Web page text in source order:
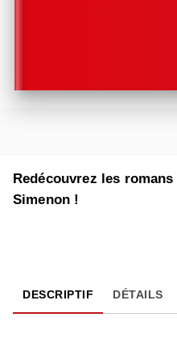
Redécouvrez les
Simenon !
DESCRIPTIF DÉTAILS